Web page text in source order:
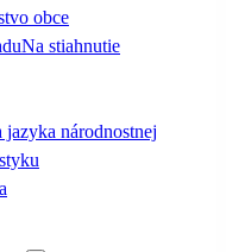
obce
Na stiahnutie
národnostnej